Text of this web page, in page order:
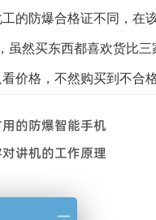
的防爆合格证不同，在
虽然买东西都喜欢货比
价格，不然购买到不合
的防爆智能手机
讲机的工作原理